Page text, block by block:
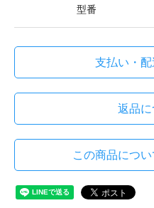
型番
支払い・
返品に
この商品につ